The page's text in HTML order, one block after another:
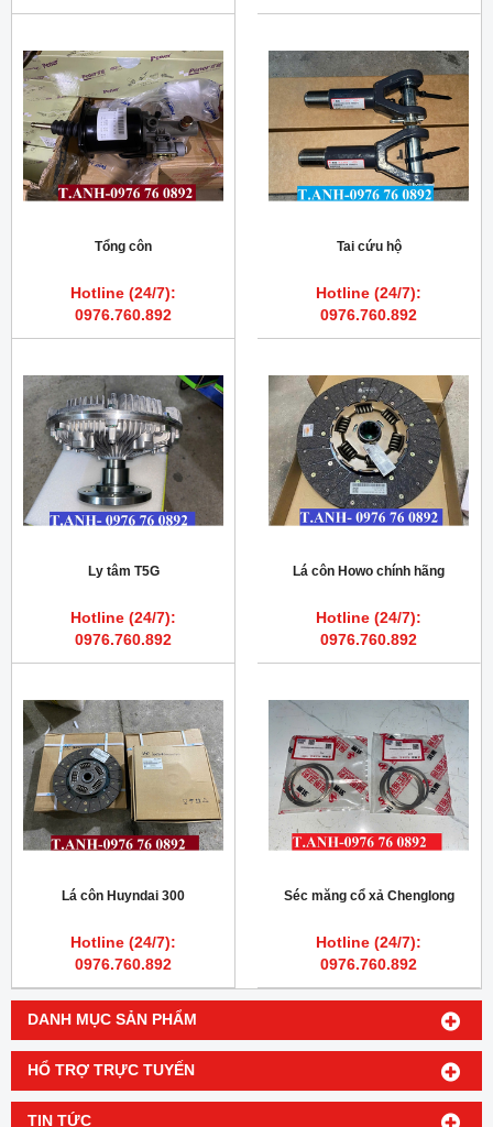
DANH MỤC SẢN PHẨM
HỔ TRỢ TRỰC TUYẾN
TIN TỨC
Tổng côn
Hotline (24/7):
0976.760.892
Tai cứu hộ
Hotline (24/7):
0976.760.892
Ly tâm T5G
Hotline (24/7):
0976.760.892
Lá côn Howo chính hãng
Hotline (24/7):
0976.760.892
Lá côn Huyndai 300
Hotline (24/7):
0976.760.892
Séc măng cổ xả Chenglong
Hotline (24/7):
0976.760.892